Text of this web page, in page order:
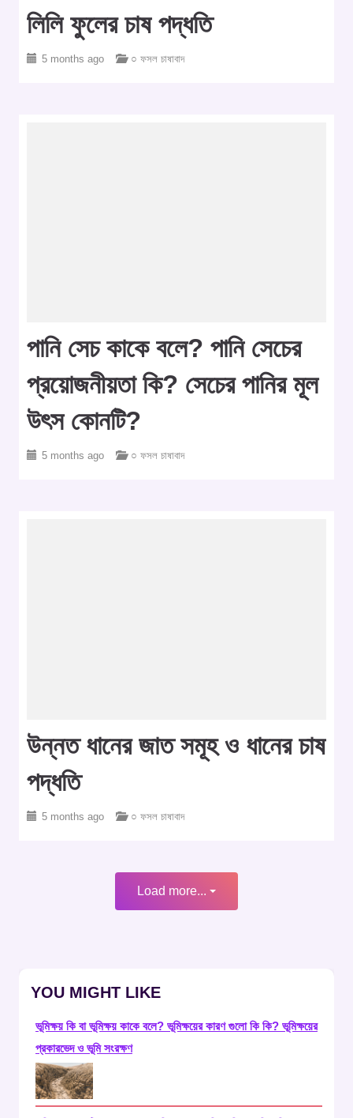
লিলি ফুলের চাষ পদ্ধতি
5 months ago ○ ফসল চাষাবাদ
পানি সেচ কাকে বলে? পানি সেচের
প্রয়োজনীয়তা কি? সেচের পানির মূল
উৎস কোনটি?
5 months ago ○ ফসল চাষাবাদ
উন্নত ধানের জাত সমূহ ও ধানের চাষ
পদ্ধতি
5 months ago ○ ফসল চাষাবাদ
Load more...
YOU MIGHT LIKE
ভূমিক্ষয় কি বা ভূমিক্ষয় কাকে বলে? ভূমিক্ষয়ের কারণ গুলো কি কি? ভূমিক্ষয়ের
প্রকারভেদ ও ভূমি সংরক্ষণ